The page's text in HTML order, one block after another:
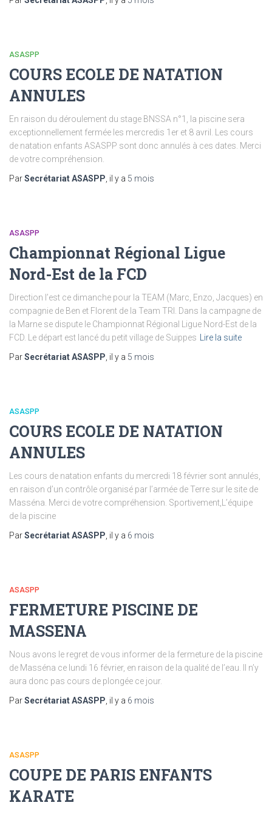
ASASPP
COURS ECOLE DE NATATION
ANNULES
En raison du déroulement du stage BNSSA n°1, la piscine sera
exceptionnellement fermée les mercredis 1er et 8 avril. Les cours
de natation enfants ASASPP sont donc annulés à ces dates. Merci
de votre compréhension.
ParSecrétariat ASASPP , il y a 5 mois
ASASPP
Championnat Régional Ligue
Nord-Est de la FCD
Direction l’est ce dimanche pour la TEAM (Marc, Enzo, Jacques) en
compagnie de Ben et Florent de la Team TRI. Dans la campagne de
la Marne se dispute le Championnat Régional Ligue Nord-Est de la
FCD. Le départ est lancé du petit village de Suippes
Lire la suite
ParSecrétariat ASASPP , il y a 5 mois
ASASPP
COURS ECOLE DE NATATION
ANNULES
Les cours de natation enfants du mercredi 18 février sont annulés,
en raison d’un contrôle organisé par l’armée de Terre sur le site de
Masséna. Merci de votre compréhension. Sportivement,L’équipe
de la piscine
ParSecrétariat ASASPP , il y a 6 mois
ASASPP
FERMETURE PISCINE DE
MASSENA
Nous avons le regret de vous informer de la fermeture de la piscine
de Masséna ce lundi 16 février, en raison de la qualité de l’eau. Il n’y
aura donc pas cours de plongée ce jour.
ParSecrétariat ASASPP , il y a 6 mois
ASASPP
COUPE DE PARIS ENFANTS
KARATE